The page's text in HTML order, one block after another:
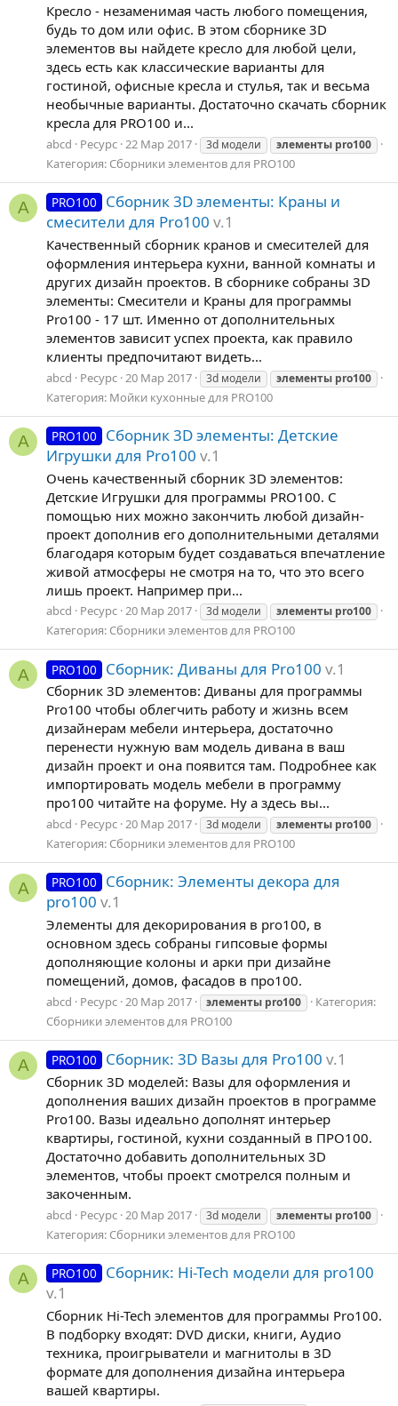
Кресло - незаменимая часть любого помещения,
будь то дом или офис. В этом сборнике 3D
элементов вы найдете кресло для любой цели,
здесь есть как классические варианты для
гостиной, офисные кресла и стулья, так и весьма
необычные варианты. Достаточно скачать сборник
кресла для PRO100 и...
abcd Ресурс 22 Мар 2017 3d модели элементы pro100
Категория: Сборники элементов для PRO100
A PRO100
Сборник 3D элементы: Краны и
смесители для Pro100 v.1
Качественный сборник кранов и смесителей для
оформления интерьера кухни, ванной комнаты и
других дизайн проектов. В сборнике собраны 3D
элементы: Смесители и Краны для программы
Pro100 - 17 шт. Именно от дополнительных
элементов зависит успех проекта, как правило
клиенты предпочитают видеть...
abcd Ресурс 20 Мар 2017 3d модели элементы pro100
Категория: Мойки кухонные для PRO100
A PRO100
Сборник 3D элементы: Детские
Игрушки для Pro100 v.1
Очень качественный сборник 3D элементов:
Детские Игрушки для программы PRO100. С
помощью них можно закончить любой дизайн-
проект дополнив его дополнительными деталями
благодаря которым будет создаваться впечатление
живой атмосферы не смотря на то, что это всего
лишь проект. Например при...
abcd Ресурс 20 Мар 2017 3d модели элементы pro100
Категория: Сборники элементов для PRO100
A PRO100 Сборник: Диваны для Pro100 v.1
Сборник 3D элементов: Диваны для программы
Pro100 чтобы облегчить работу и жизнь всем
дизайнерам мебели интерьера, достаточно
перенести нужную вам модель дивана в ваш
дизайн проект и она появится там. Подробнее как
импортировать модель мебели в программу
про100 читайте на форуме. Ну а здесь вы...
abcd Ресурс 20 Мар 2017 3d модели элементы pro100
Категория: Сборники элементов для PRO100
A PRO100
Сборник: Элементы декора для
pro100 v.1
Элементы для декорирования в pro100, в
основном здесь собраны гипсовые формы
дополняющие колоны и арки при дизайне
помещений, домов, фасадов в про100.
abcd Ресурс 20 Мар 2017 элементы pro100
Категория:
Сборники элементов для PRO100
A PRO100 Сборник: 3D Вазы для Pro100 v.1
Сборник 3D моделей: Вазы для оформления и
дополнения ваших дизайн проектов в программе
Pro100. Вазы идеально дополнят интерьер
квартиры, гостиной, кухни созданный в ПРО100.
Достаточно добавить дополнительных 3D
элементов, чтобы проект смотрелся полным и
закоченным.
abcd Ресурс 20 Мар 2017 3d модели элементы pro100
Категория: Сборники элементов для PRO100
A PRO100
Сборник: Hi-Tech модели для pro100
v.1
Сборник Hi-Tech элементов для программы Pro100.
В подборку входят: DVD диски, книги, Аудио
техника, проигрыватели и магнитолы в 3D
формате для дополнения дизайна интерьера
вашей квартиры.